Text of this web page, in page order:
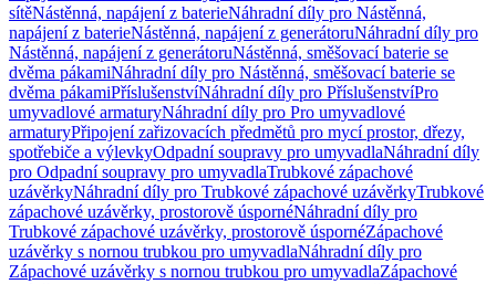
sítěNástěnná, napájení z baterieNáhradní díly pro Nástěnná,
napájení z baterieNástěnná, napájení z generátoruNáhradní díly pro
Nástěnná, napájení z generátoruNástěnná, směšovací baterie se
dvěma pákamiNáhradní díly pro Nástěnná, směšovací baterie se
dvěma pákamiPříslušenstvíNáhradní díly pro PříslušenstvíPro
umyvadlové armaturyNáhradní díly pro Pro umyvadlové
armaturyPřipojení zařizovacích předmětů pro mycí prostor, dřezy,
spotřebiče a výlevkyOdpadní soupravy pro umyvadlaNáhradní díly
pro Odpadní soupravy pro umyvadlaTrubkové zápachové
uzávěrkyNáhradní díly pro Trubkové zápachové uzávěrkyTrubkové
zápachové uzávěrky, prostorově úspornéNáhradní díly pro
Trubkové zápachové uzávěrky, prostorově úspornéZápachové
uzávěrky s nornou trubkou pro umyvadlaNáhradní díly pro
Zápachové uzávěrky s nornou trubkou pro umyvadlaZápachové